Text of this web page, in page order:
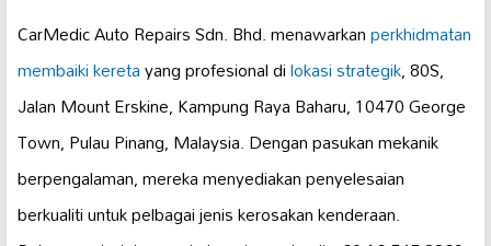
CarMedic Auto Repairs Sdn. Bhd. menawarkanperkhidmatan
membaiki keretayang profesional dilokasi strategik, 80S,
Jalan Mount Erskine, Kampung Raya Baharu, 10470 George
Town, Pulau Pinang, Malaysia. Dengan pasukan mekanik
berpengalaman, mereka menyediakan penyelesaian
berkualiti untuk pelbagai jenis kerosakan kenderaan.